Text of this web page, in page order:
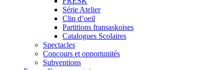
Série Atelier
Clin d’oeil
Partitions fransaskoises
Catalogues Scolaires
Spectacles
Concours et opportunités
Subventions